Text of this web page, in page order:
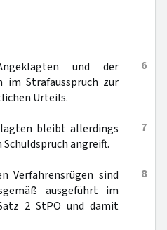
6
und der
im Strafausspruch zur
Urteils.
7
bleibt allerdings
angreift.
8
Verfahrensrügen sind
ausgeführt im
2 StPO und damit